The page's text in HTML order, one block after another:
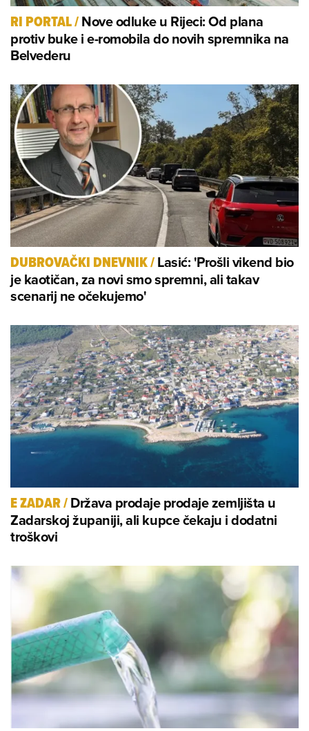
RI PORTAL/Nove odluke u Rijeci: Od plana
protiv buke i e-romobila do novih spremnika na
Belvederu
DUBROVAČKI DNEVNIK/Lasić: 'Prošli vikend bio
je kaotičan, za novi smo spremni, ali takav
scenarij ne očekujemo'
E ZADAR/Država prodaje prodaje zemljišta u
Zadarskoj županiji, ali kupce čekaju i dodatni
troškovi